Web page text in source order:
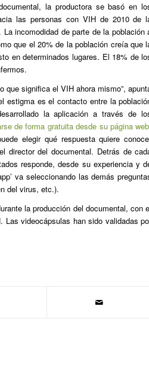
la productora se basó en
las personas con VIH de 2010 de
incomodidad de parte de la población
que el 20% de la población creía que
en determinados lugares. El 18% de
que significa el VIH ahora mismo”,
estigma es el contacto entre la
la aplicación a través de
de forma gratuita desde su página
elegir qué respuesta quiere
director del documental. Detrás de
responde, desde su experiencia y
va seleccionando las demás
del virus, etc.).
la producción del documental, con
videocápsulas han sido validadas